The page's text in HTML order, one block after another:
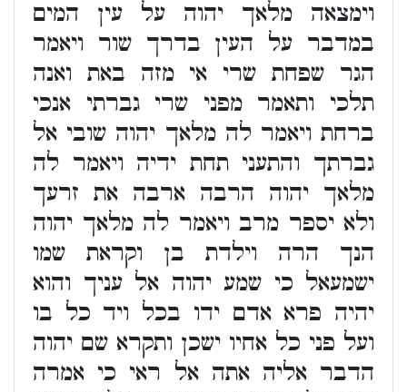
וימצאה מלאך יהוה על עין המים
במדבר על העין בדרך שור ויאמר
הגר שפחת שרי אי מזה באת ואנה
תלכי ותאמר מפני שרי גברתי אנכי
ברחת ויאמר לה מלאך יהוה שובי אל
גברתך והתעני תחת ידיה ויאמר לה
מלאך יהוה הרבה ארבה את זרעך
ולא יספר מרב ויאמר לה מלאך יהוה
הנך הרה וילדת בן וקראת שמו
ישמעאל כי שמע יהוה אל עניך והוא
יהיה פרא אדם ידו בכל ויד כל בו
ועל פני כל אחיו ישכן ותקרא שם יהוה
הדבר אליה אתה אל ראי כי אמרה